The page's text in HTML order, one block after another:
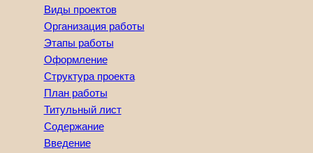
Виды проектов
Организация работы
Этапы работы
Оформление
Структура проекта
План работы
Титульный лист
Содержание
Введение